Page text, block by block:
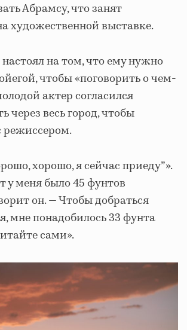
Абрамсу, что занят
художественной выставке.
на том, что ему нужно
чтобы «поговорить о чем-
актер согласился
через весь город, чтобы
режиссером.
хорошо, я сейчас приеду”».
у меня было 45 фунтов
он. — Чтобы добраться
мне понадобилось 33 фунта
сами».